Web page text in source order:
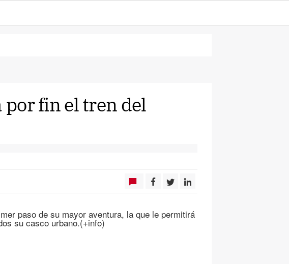
fin el tren del
paso de su mayor aventura, la que le permitirá
su casco urbano.(+info)